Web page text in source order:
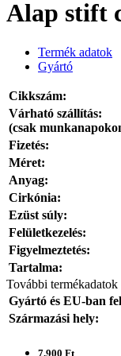
Alap stift
Termék adatok
Gyártó
Cikkszám:
Várható szállítás:
(csak
Fizetés:
Méret:
Anyag:
Cirkónia:
Ezüst súly:
Felületkezelés:
Figyelmeztetés:
Tartalma:
További termékadatok
Gyártó és EU-ban
Származási hely:
7.900 Ft